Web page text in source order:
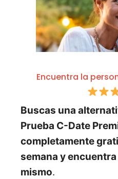
Encuentra la
Buscas una
Prueba C-Date
completamente
semana y
mismo.